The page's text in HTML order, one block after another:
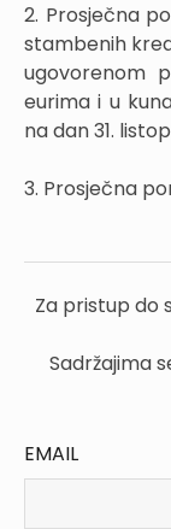
2. Prosječna
stambenih
ugovorenom
eurima i u
na dan 31.
3. Prosječna
Za pristup do
Sadržajima
EMAIL